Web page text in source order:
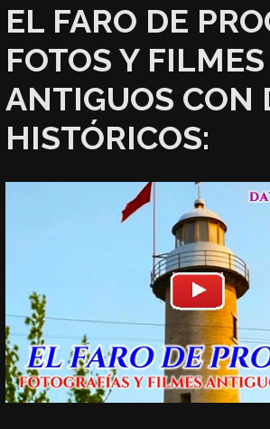
EL FARO DE
FOTOS Y FILMES
ANTIGUOS CON
HISTÓRICOS: